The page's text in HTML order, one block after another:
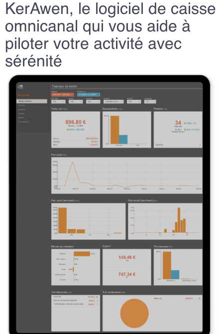
KerAwen, le logiciel de caisse
omnicanal qui vous aide à
piloter votre activité avec
sérénité